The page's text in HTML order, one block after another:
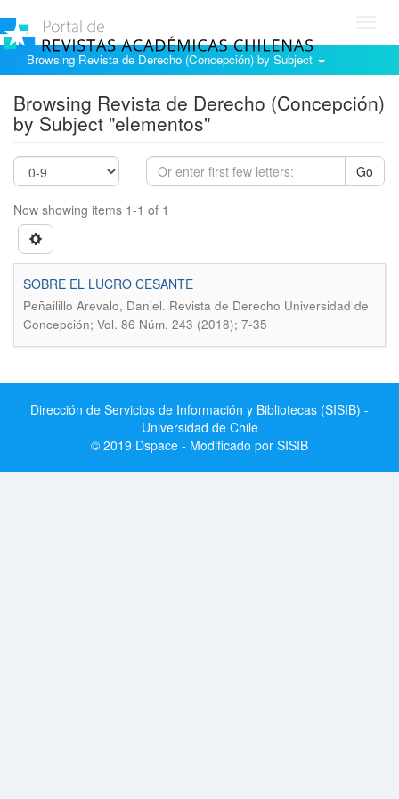
Browsing Revista de Derecho (Concepción) by Subject
Browsing Revista de Derecho (Concepción)
by Subject "elementos"
Go
Now showing items 1-1 of 1
SOBRE EL LUCRO CESANTE
Peñailillo Arevalo, Daniel. Revista de Derecho Universidad de
Concepción; Vol. 86 Núm. 243 (2018); 7-35
Dirección de Servicios de Información y Bibliotecas (SISIB) -
Universidad de Chile
© 2019 Dspace - Modificado por SISIB